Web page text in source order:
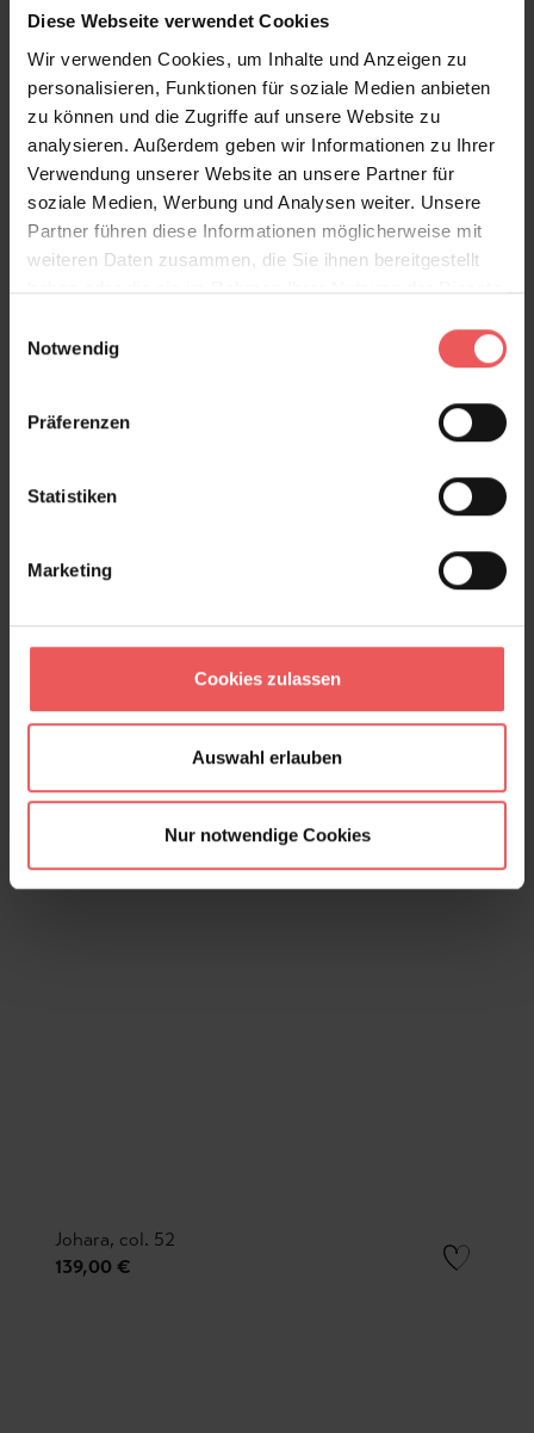
Diese Webseite verwendet Cookies
Wir verwenden Cookies, um Inhalte und Anzeigen zu
personalisieren, Funktionen für soziale Medien anbieten
zu können und die Zugriffe auf unsere Website zu
analysieren. Außerdem geben wir Informationen zu Ihrer
Verwendung unserer Website an unsere Partner für
soziale Medien, Werbung und Analysen weiter. Unsere
Partner führen diese Informationen möglicherweise mit
weiteren Daten zusammen, die Sie ihnen bereitgestellt
haben oder die sie im Rahmen Ihrer Nutzung der Dienste
Notwendig
Präferenzen
Statistiken
Marketing
Cookies zulassen
Auswahl erlauben
Nur notwendige Cookies
Johara, col. 18
139,00 €
Johara, col. 40
Johara, col. 52
139,00 €